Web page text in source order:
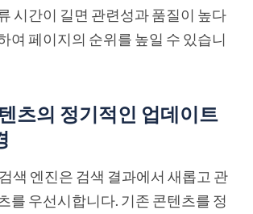
시간이 길면 관련성과 품질이 높다
여 페이지의 순위를 높일 수 있습니
츠의 정기적인 업데이트
색 엔진은 검색 결과에서 새롭고 관
를 우선시합니다. 기존 콘텐츠를 정